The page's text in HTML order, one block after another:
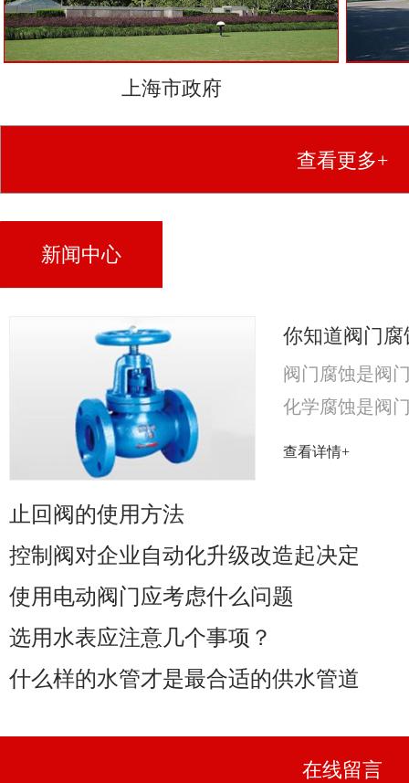
上海市政府
查看更多+
新闻中心
你知道阀门
阀门腐蚀是阀
化学腐蚀是阀
率取决于阀门
查看详情+
止回阀的使用方法
控制阀对企业自动化升级改造起决定
使用电动阀门应考虑什么问题
选用水表应注意几个事项？
什么样的水管才是最合适的供水管道
在线留言